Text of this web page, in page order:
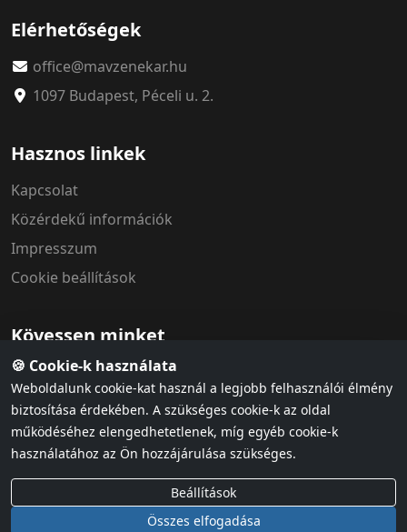
Elérhetőségek
office@mavzenekar.hu
1097 Budapest, Péceli u. 2.
Hasznos linkek
Kapcsolat
Közérdekű információk
Impresszum
Cookie beállítások
Kövessen minket
© 2026 MÁV Szimfonikus Zenekar. Minden jog fenntartva.
Adatvédelem ÁSZF & házirend Cookie szabályzat
🍪 Cookie-k használata
Weboldalunk cookie-kat használ a legjobb felhasználói élmény
biztosítása érdekében. A szükséges cookie-k az oldal
működéséhez elengedhetetlenek, míg egyéb cookie-k
használatához az Ön hozzájárulása szükséges.
Beállítások
Összes elfogadása